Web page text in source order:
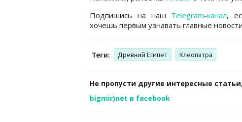
Подпишись на наш Telegram-канал,
хочешь первым узнавать главные
Теги: Древний Египет Клеопатра
Не пропусти другие интересные
bigmir)net в facebook